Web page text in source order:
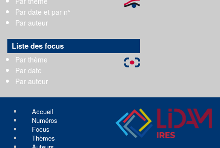
Par date et par n°
Par auteur
Liste des focus
Par thème
Par date
Par auteur
Accueil
Numéros
Focus
Thèmes